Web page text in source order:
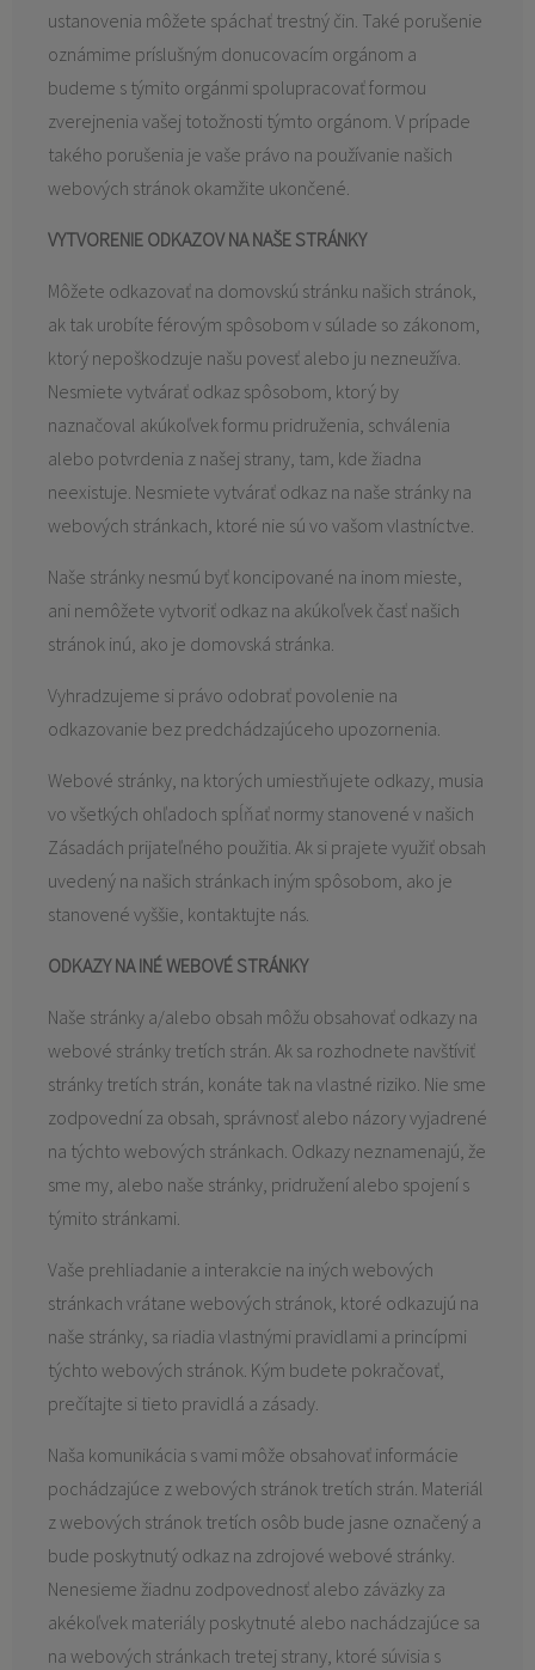
ustanovenia môžete spáchať trestný čin. Také porušenie
oznámime príslušným donucovacím orgánom a
budeme s týmito orgánmi spolupracovať formou
zverejnenia vašej totožnosti týmto orgánom. V prípade
takého porušenia je vaše právo na používanie našich
webových stránok okamžite ukončené.
VYTVORENIE ODKAZOV NA NAŠE STRÁNKY
Môžete odkazovať na domovskú stránku našich stránok,
ak tak urobíte férovým spôsobom v súlade so zákonom,
ktorý nepoškodzuje našu povesť alebo ju nezneužíva.
Nesmiete vytvárať odkaz spôsobom, ktorý by
naznačoval akúkoľvek formu pridruženia, schválenia
alebo potvrdenia z našej strany, tam, kde žiadna
neexistuje. Nesmiete vytvárať odkaz na naše stránky na
webových stránkach, ktoré nie sú vo vašom vlastníctve.
Naše stránky nesmú byť koncipované na inom mieste,
ani nemôžete vytvoriť odkaz na akúkoľvek časť našich
stránok inú, ako je domovská stránka.
Vyhradzujeme si právo odobrať povolenie na
odkazovanie bez predchádzajúceho upozornenia.
Webové stránky, na ktorých umiestňujete odkazy, musia
vo všetkých ohľadoch spĺňať normy stanovené v našich
Zásadách prijateľného použitia. Ak si prajete využiť obsah
uvedený na našich stránkach iným spôsobom, ako je
stanovené vyššie, kontaktujte nás.
ODKAZY NA INÉ WEBOVÉ STRÁNKY
Naše stránky a/alebo obsah môžu obsahovať odkazy na
webové stránky tretích strán. Ak sa rozhodnete navštíviť
stránky tretích strán, konáte tak na vlastné riziko. Nie sme
zodpovední za obsah, správnosť alebo názory vyjadrené
na týchto webových stránkach. Odkazy neznamenajú, že
sme my, alebo naše stránky, pridružení alebo spojení s
týmito stránkami.
Vaše prehliadanie a interakcie na iných webových
stránkach vrátane webových stránok, ktoré odkazujú na
naše stránky, sa riadia vlastnými pravidlami a princípmi
týchto webových stránok. Kým budete pokračovať,
prečítajte si tieto pravidlá a zásady.
Naša komunikácia s vami môže obsahovať informácie
pochádzajúce z webových stránok tretích strán. Materiál
z webových stránok tretích osôb bude jasne označený a
bude poskytnutý odkaz na zdrojové webové stránky.
Nenesieme žiadnu zodpovednosť alebo záväzky za
akékoľvek materiály poskytnuté alebo nachádzajúce sa
na webových stránkach tretej strany, ktoré súvisia s